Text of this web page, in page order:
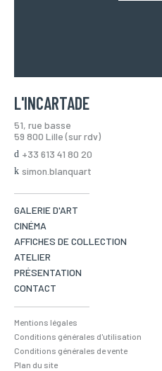
L'INCARTADE
51, rue basse
59 800 Lille (sur rdv)
+33 613 41 80 20
simon.blanquart
GALERIE D'ART
CINÉMA
AFFICHES DE COLLECTION
ATELIER
PRÉSENTATION
CONTACT
Mentions légales
Conditions générales d'utilisation
Conditions générales de vente
Plan du site